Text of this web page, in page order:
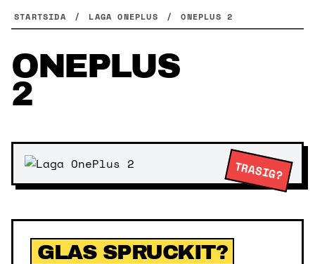
toSTARTSIDA / LAGA ONEPLUS / ONEPLUS 2
ONEPLUS
2
TRASIG?
GLAS SPRUCKIT?